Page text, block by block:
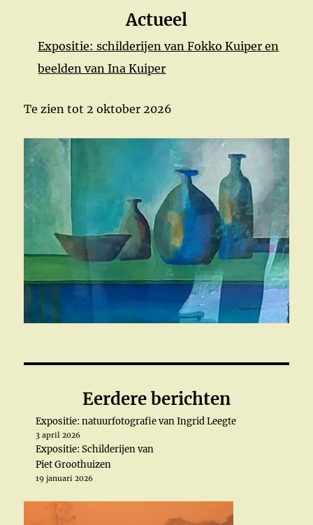
Actueel
Expositie: schilderijen van Fokko Kuiper en
beelden van Ina Kuiper
Te zien tot 2 oktober 2026
Eerdere berichten
Expositie: natuurfotografie van Ingrid Leegte
3 april 2026
Expositie: Schilderijen van
Piet Groothuizen
19 januari 2026